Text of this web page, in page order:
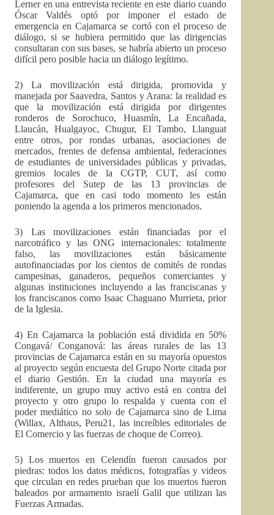
Lerner en una entrevista reciente en este diario cuando
Óscar Valdés optó por imponer el estado de
emergencia en Cajamarca se cortó con el proceso de
diálogo, si se hubiera permitido que las dirigencias
consultaran con sus bases, se habría abierto un proceso
difícil pero posible hacia un diálogo legítimo.
2) La movilización está dirigida, promovida y
manejada por Saavedra, Santos y Arana: la realidad es
que la movilización está dirigida por dirigentes
ronderos de Sorochuco, Huasmín, La Encañada,
Llaucán, Hualgayoc, Chugur, El Tambo, Llanguat
entre otros, por rondas urbanas, asociaciones de
mercados, frentes de defensa ambiental, federaciones
de estudiantes de universidades públicas y privadas,
gremios locales de la CGTP, CUT, así como
profesores del Sutep de las 13 provincias de
Cajamarca, que en casi todo momento les están
poniendo la agenda a los primeros mencionados.
3) Las movilizaciones están financiadas por el
narcotráfico y las ONG internacionales: totalmente
falso, las movilizaciones están básicamente
autofinanciadas por los cientos de comités de rondas
campesinas, ganaderos, pequeños comerciantes y
algunas instituciones incluyendo a las franciscanas y
los franciscanos como Isaac Chaguano Murrieta, prior
de la Iglesia.
4) En Cajamarca la población está dividida en 50%
Congavá/ Conganová: las áreas rurales de las 13
provincias de Cajamarca están en su mayoría opuestos
al proyecto según encuesta del Grupo Norte citada por
el diario Gestión. En la ciudad una mayoría es
indiferente, un grupo muy activo está en contra del
proyecto y otro grupo lo respalda y cuenta con el
poder mediático no solo de Cajamarca sino de Lima
(Willax, Althaus, Peru21, las increíbles editoriales de
El Comercio y las fuerzas de choque de Correo).
5) Los muertos en Celendín fueron causados por
piedras: todos los datos médicos, fotografías y videos
que circulan en redes prueban que los muertos fueron
baleados por armamento israelí Galil que utilizan las
Fuerzas Armadas.